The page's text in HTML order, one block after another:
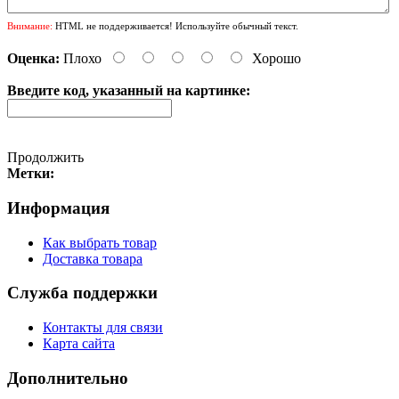
Внимание: HTML не поддерживается! Используйте обычный текст.
Оценка: Плохо Хорошо
Введите код, указанный на картинке:
Продолжить
Метки:
Информация
Как выбрать товар
Доставка товара
Служба поддержки
Контакты для связи
Карта сайта
Дополнительно